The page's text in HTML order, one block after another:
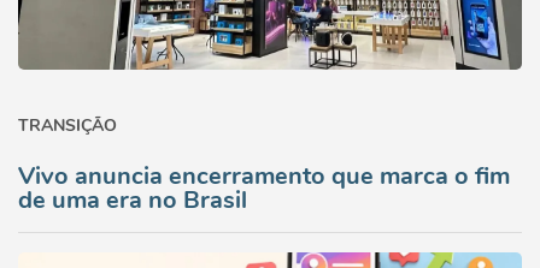
TRANSIÇÃO
Vivo anuncia encerramento que marca o fim
de uma era no Brasil